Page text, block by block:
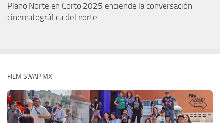
Plano Norte en Corto 2025 enciende la conversación
cinematográfica del norte
FILM SWAP MX